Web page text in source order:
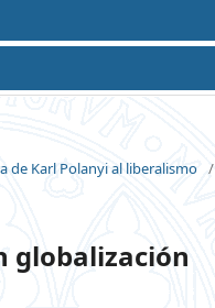
de Karl Polanyi al liberalismo /
globalización